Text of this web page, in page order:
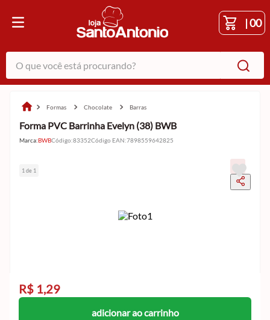
|00
O que você está procurando?
formas chocolate barras
Forma PVC Barrinha Evelyn (38) BWB
Marca:BWBCódigo:83352Código EAN:7898559642825
1 de 1
R$ 1,29
adicionar ao carrinho